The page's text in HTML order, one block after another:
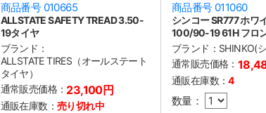
商品番号 010665
ALLSTATE SAFETY TREAD 3.50-
19タイヤ
ブランド：
ALLSTATE TIRES（オールステート
タイヤ）
通常販売価格： 23,100円
通販在庫数： 売り切れ中
商品番号 011060
シンコー SR777 ホワ
100/90-19 61H フロ
ブランド： SHINKO(
通常販売価格：
通販在庫数：4
数量：